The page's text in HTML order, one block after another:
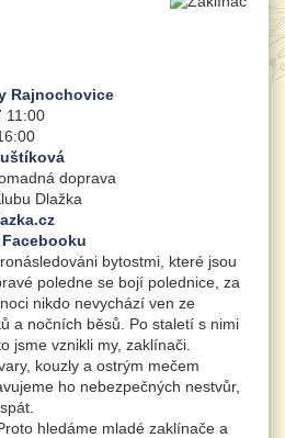
Rajnochovice
11:00
doprava
Dlažka
bytostmi, které jsou
poledne se bojí polednice, za
nikdo nevychází ven ze
a nočních běsů. Po staletí s nimi
jsme vznikli my, zaklínači.
kouzly a ostrým mečem
ho nebezpečných nestvůr,
hledáme mladé zaklínače a